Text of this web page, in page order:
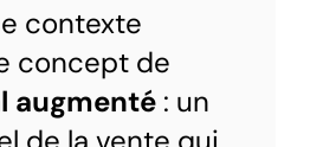
contexte
concept de
augmenté : un